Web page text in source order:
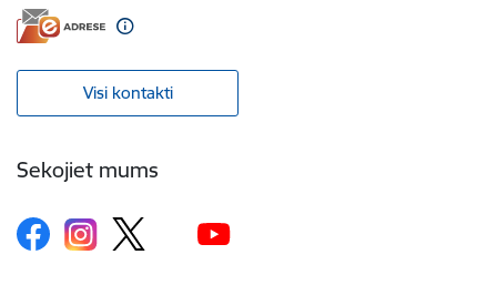
Visi kontakti
Sekojiet mums